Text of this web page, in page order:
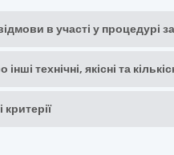
в участі у процедурі
інші технічні, якісні та
критерії